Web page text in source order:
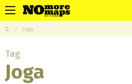
Joga
Tag
Joga